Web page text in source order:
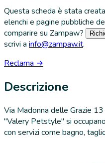
Questa scheda è stata
elenchi e pagine pubbliche
comparire su Zampaw?
scrivi a info@zampaw.it.
Reclama →
Descrizione
Via Madonna delle Grazie
"Valery Petstyle" si
con servizi come bagno,